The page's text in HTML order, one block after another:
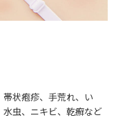
状疱疹、手荒れ、い
虫、ニキビ、乾癬など